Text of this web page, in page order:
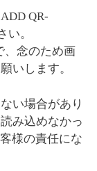
QR-
い。
、念のため画
いします。
い場合があり
み込めなかっ
様の責任にな